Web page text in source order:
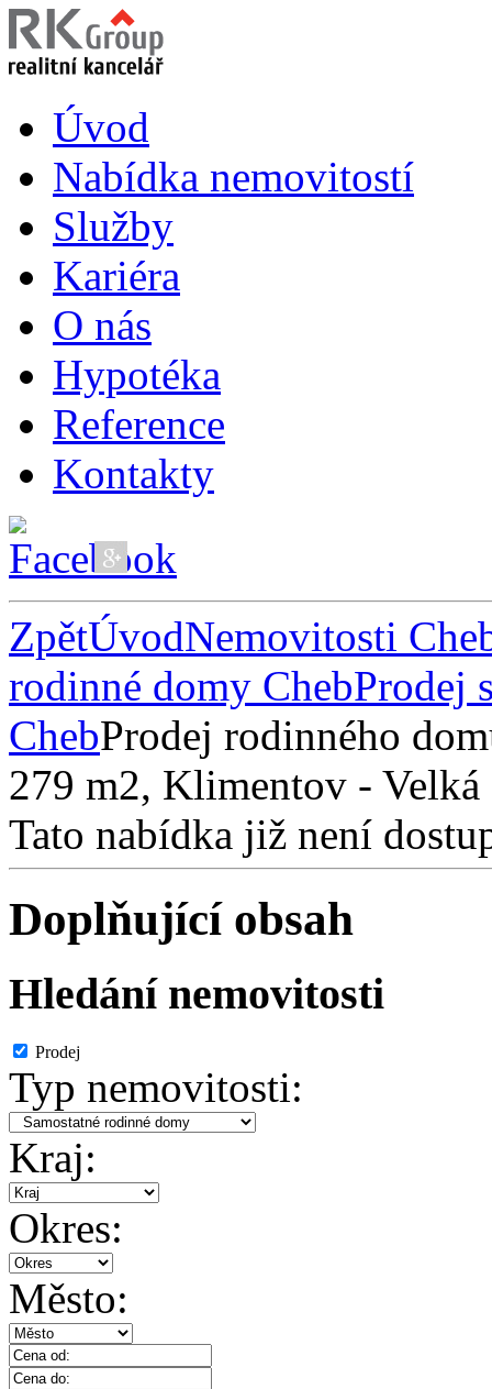
Úvod
Nabídka nemovitostí
Služby
Kariéra
O nás
Hypotéka
Reference
Kontakty
ZpětÚvodNemovitosti
rodinné domy ChebProdej
ChebProdej rodinného
279 m2, Klimentov - Velká
Tato nabídka již není
Doplňující obsah
Hledání nemovitosti
Prodej
Typ nemovitosti:
Kraj:
Okres:
Město: